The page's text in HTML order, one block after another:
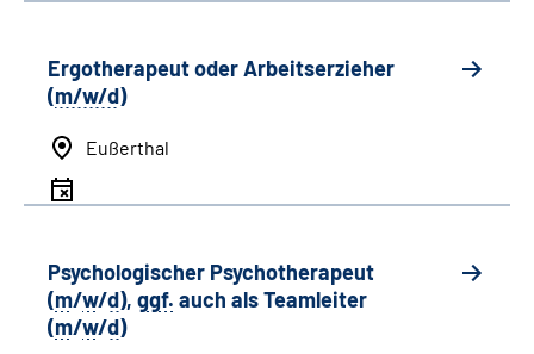
Ergotherapeut oder Arbeitserzieher
(m/w/d)
Eußerthal
Psychologischer Psychotherapeut
(m/w/d), ggf. auch alsTeamleiter
(m/w/d)